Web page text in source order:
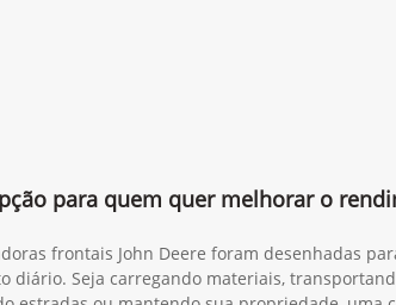
para quem quer melhorar o
frontais John Deere foram desenhadas
diário. Seja carregando materiais,